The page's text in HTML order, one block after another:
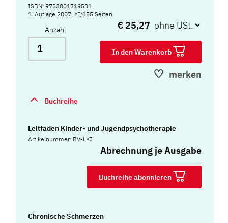
ISBN: 9783801719531
1. Auflage 2007, XI/155 Seiten
Anzahl € 25,27
In den Warenkorb
merken
Buchreihe
Leitfaden Kinder- und Jugendpsychotherapie
Artikelnummer: BV-LKJ
Abrechnung je Ausgabe
Buchreihe abonnieren
Chronische Schmerzen